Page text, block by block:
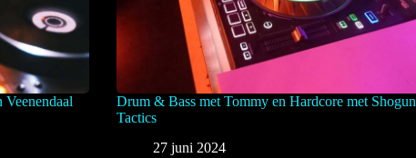
Veenendaal
Drum & Bass met Tommy en Hardcore met Shogun
Tactics
27 juni 2024